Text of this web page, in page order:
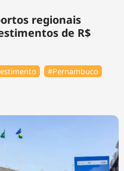
regionais
de R$
#Pernambuco